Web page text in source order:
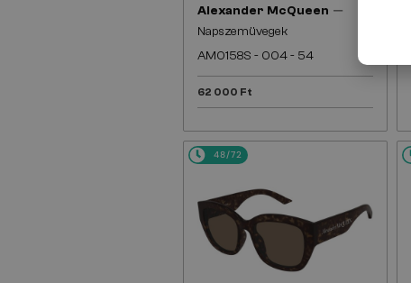
Alexander McQueen —
Napszemüvegek
AM0158S - 004 - 54
62 000 Ft
48/72